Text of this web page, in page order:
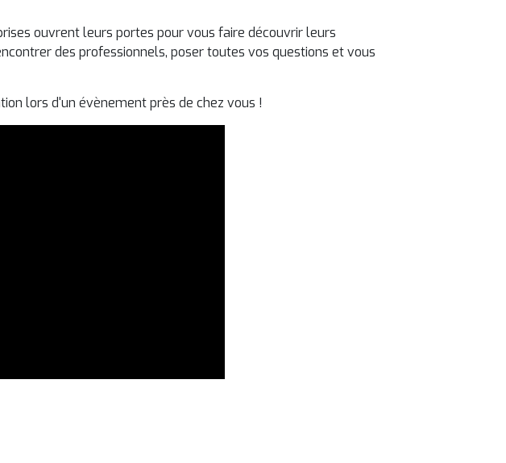
ouvrent leurs portes pour vous faire découvrir leurs
des professionnels, poser toutes vos questions et vous
lors d'un évènement près de chez vous !